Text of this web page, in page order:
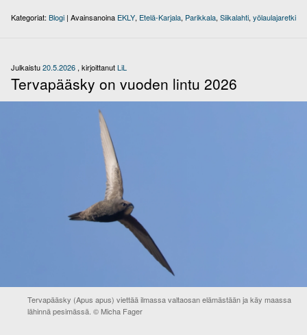
Kategoriat: Blogi | Avainsanoina EKLY, Etelä-Karjala, Parikkala, Siikalahti, yölaulajaretki
Julkaistu20.5.2026 , kirjoittanutLiL
Tervapääsky on vuoden lintu 2026
Tervapääsky (Apus apus) viettää ilmassa valtaosan elämästään ja käy maassa
lähinnä pesimässä. © Micha Fager